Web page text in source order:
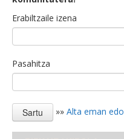
Erabiltzaile izena
Pasahitza
»» Alta eman